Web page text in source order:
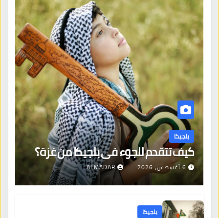
بلجيكا
كيف تتقدم للجوء في بلجيكا من غزة؟
6 أغسطس، 2026 ALMADAR
بلجيكا